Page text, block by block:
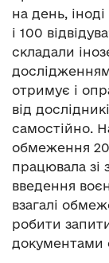
на день,
і 100
складали
отримує і
від
самостійно.
обмеження
працювала
введення
взагалі
робити
документами